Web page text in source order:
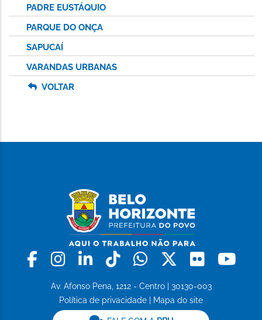
PADRE EUSTÁQUIO
PARQUE DO ONÇA
SAPUCAÍ
VARANDAS URBANAS
VOLTAR
Facebook
Instagram
LinkedinTiktokWhatsapp
X Flickr
Av. Afonso Pena, 1212 - Centro | 30130-003
Política de privacidade
Mapa do site